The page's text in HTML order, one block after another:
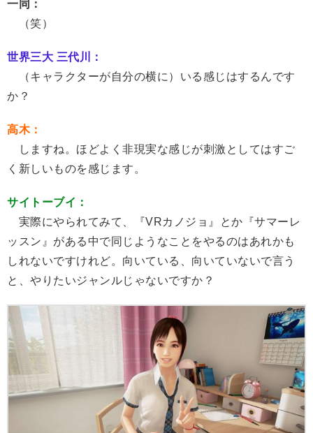
一同：
（笑）
世界三大 三代川：
（キャラクターが自分の横に）いる感じはするんです
か？
高木：
しますね。ほどよく非現実な感じが刺激としてはすご
く新しいものを感じます。
サイトーブイ：
実際にやられてみて、『VRカノジョ』とか『サマーレ
ッスン』がある中で同じようなことをやるのはあれかも
しれないですけれど。向いている、向いていないで言う
と、やりたいジャンルじゃないですか？